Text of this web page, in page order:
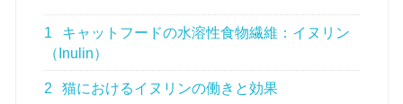
1
キャットフードの水溶性食物繊維：イヌリン
（Inulin）
2 猫におけるイヌリンの働きと効果